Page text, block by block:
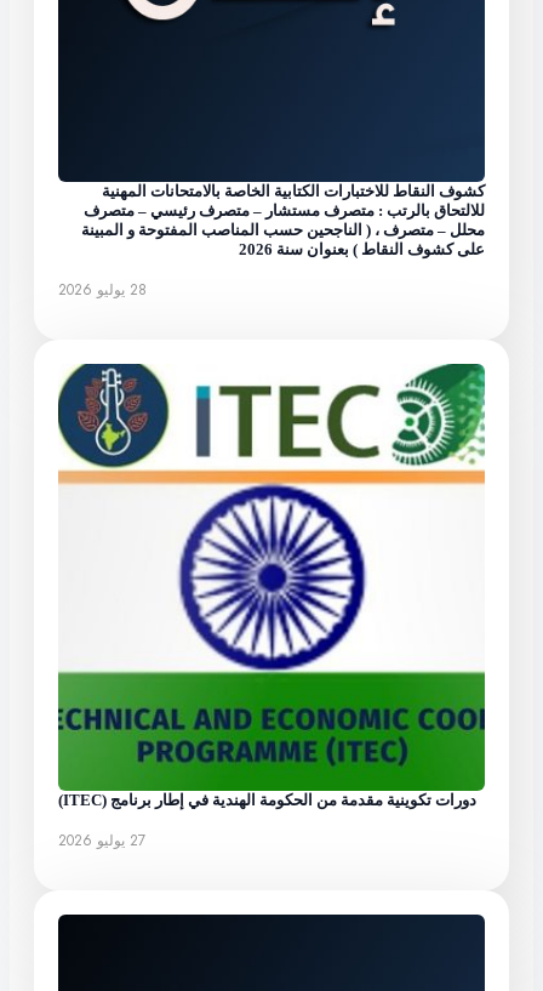
كشوف النقاط للاختبارات الكتابية الخاصة بالامتحانات المهنية
للالتحاق بالرتب : متصرف مستشار – متصرف رئيسي – متصرف
محلل – متصرف ، ( الناجحين حسب المناصب المفتوحة و المبينة
على كشوف النقاط ) بعنوان سنة 2026
28 يوليو 2026
دورات تكوينية مقدمة من الحكومة الهندية في إطار برنامج (ITEC)
27 يوليو 2026